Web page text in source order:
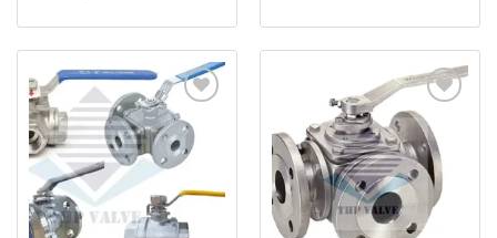
Add to
wishlist
Add to
wishlist